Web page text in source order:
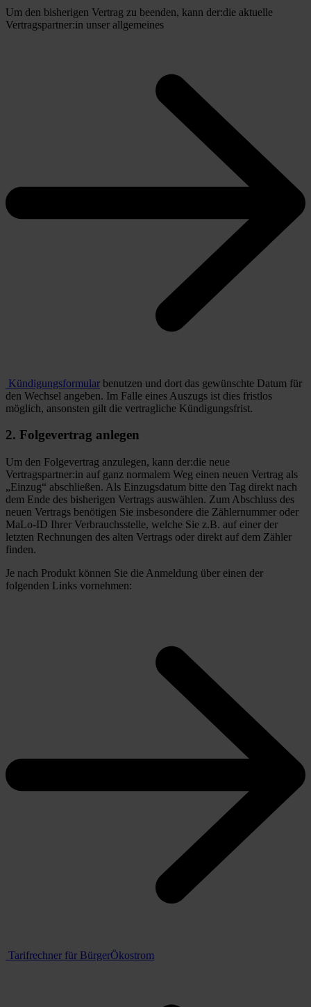
Um den bisherigen Vertrag zu beenden, kann der:die aktuelle
Vertragspartner:in unser allgemeines
Kündigungsformular benutzen und dort das gewünschte Datum für
den Wechsel angeben. Im Falle eines Auszugs ist dies fristlos
möglich, ansonsten gilt die vertragliche Kündigungsfrist.
2. Folgevertrag anlegen
Um den Folgevertrag anzulegen, kann der:die neue
Vertragspartner:in auf ganz normalem Weg einen neuen Vertrag als
„Einzug“ abschließen. Als Einzugsdatum bitte den Tag direkt nach
dem Ende des bisherigen Vertrags auswählen. Zum Abschluss des
neuen Vertrags benötigen Sie insbesondere die Zählernummer oder
MaLo-ID Ihrer Verbrauchsstelle, welche Sie z.B. auf einer der
letzten Rechnungen des alten Vertrags oder direkt auf dem Zähler
finden.
Je nach Produkt können Sie die Anmeldung über einen der
folgenden Links vornehmen:
Tarifrechner für BürgerÖkostrom